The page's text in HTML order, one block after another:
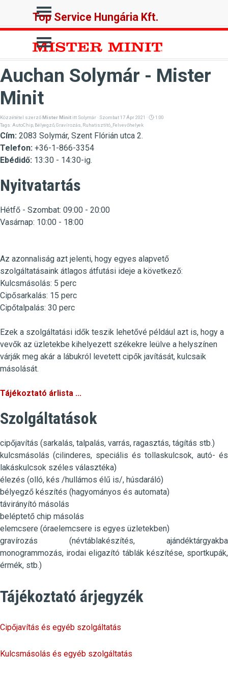
Ugrás a menüre
Top Service Hungária Kft.
Ugrás a menüre
Auchan Solymár - Mister
Minit
Közzététel szerzőMister Minit itt Solymár · Szombat 17 Ápr 2021 ·
1:00
Tags: AutoChip Bélyegző Gravírozás Ruhatisztító_Felvevőhelyek
Cím: 2083 Solymár, Szent Flórián utca 2.
Telefon: +36-1-866-3354
Ebédidő: 13:30 - 14:30-ig.
Nyitvatartás
Hétfő - Szombat: 09:00 - 20:00
Vasárnap: 10:00 - 18:00
Az azonnaliság azt jelenti, hogy egyes alapvető
szolgáltatásaink átlagos átfutási ideje a következő:
Kulcsmásolás: 5 perc
Cipősarkalás: 15 perc
Cipőtalpalás: 30 perc
Ezek a szolgáltatási idők teszik lehetővé például azt is, hogy a
vevők az üzletekbe kihelyezett székekre leülve a helyszínen
várják meg akár a lábukról levetett cipők javítását, kulcsaik
másolását.
Tájékoztató árlista ...
Szolgáltatások
cipőjavítás (sarkalás, talpalás, varrás, ragasztás, tágítás stb.)
kulcsmásolás (cilinderes, speciális és tollaskulcsok, autó- és
lakáskulcsok széles választéka)
élezés (olló, kés /hullámos élű is/, húsdaráló)
bélyegző készítés (hagyományos és automata)
távirányító másolás
beléptető chip másolás
elemcsere (óraelemcsere is egyes üzletekben)
gravírozás (névtáblakészítés, ajándéktárgyakba
monogrammozás, irodai eligazító táblák készítése, sportkupák,
érmék, stb.)
Tájékoztató árjegyzék
Cipőjavítás és egyéb szolgáltatás
Kulcsmásolás és egyéb szolgáltatás